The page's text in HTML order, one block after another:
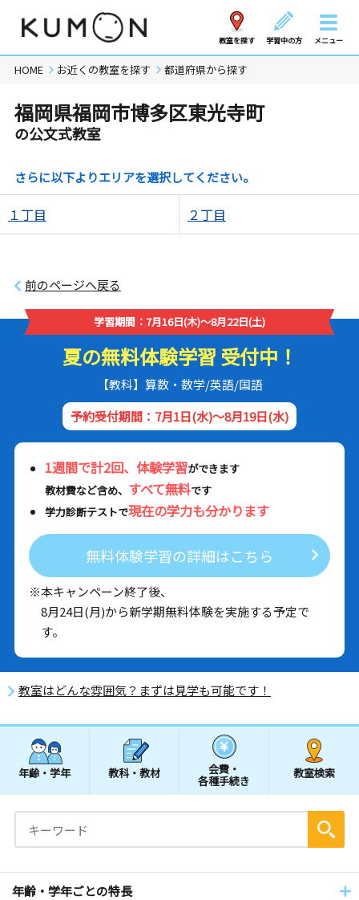
教室を探す 学習中の方 メニュー
HOME お近くの教室を探す 都道府県から探す
福岡県福岡市博多区東光寺町
の公文式教室
さらに以下よりエリアを選択してください。
１丁目 ２丁目
前のページへ戻る
学習期間：7月16日(木)～8月22日(土)
夏の無料体験学習 受付中！
【教科】算数・数学/英語/国語
予約受付期間：7月1日(水)～8月19日(水)
1週間で計2回、体験学習ができます
教材費など含め、 すべて無料です
学力診断テストで現在の学力も分かります
無料体験学習の詳細はこちら
※本キャンペーン終了後、
8月24日(月)から新学期無料体験を実施する予定で
す。
教室はどんな雰囲気？まずは見学も可能です！
年齢・学年 教科・教材 会費・
各種手続き
教室検索
年齢・学年ごとの特長